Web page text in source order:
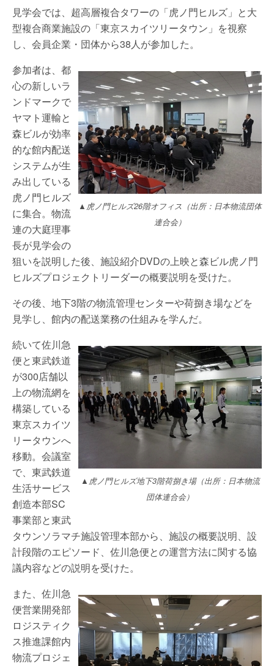
見学会では、超高層複合タワーの「虎ノ門ヒルズ」と大
型複合商業施設の「東京スカイツリータウン」を視察
し、会員企業・団体から38人が参加した。
▲虎ノ門ヒルズ26階オフィス（出所：日本物流団体
連合会）
参加者は、都
心の新しいラ
ンドマークで
ヤマト運輸と
森ビルが効率
的な館内配送
システムが生
み出している
虎ノ門ヒルズ
に集合。物流
連の大庭理事
長が見学会の
狙いを説明した後、施設紹介DVDの上映と森ビル虎ノ門
ヒルズプロジェクトリーダーの概要説明を受けた。
その後、地下3階の物流管理センターや荷捌き場などを
見学し、館内の配送業務の仕組みを学んだ。
▲虎ノ門ヒルズ地下3階荷捌き場（出所：日本物流
団体連合会）
続いて佐川急
便と東武鉄道
が300店舗以
上の物流網を
構築している
東京スカイツ
リータウンへ
移動。会議室
で、東武鉄道
生活サービス
創造本部SC
事業部と東武
タウンソラマチ施設管理本部から、施設の概要説明、設
計段階のエピソード、佐川急便との運営方法に関する協
議内容などの説明を受けた。
また、佐川急
便営業開発部
ロジスティク
ス推進課館内
物流プロジェ